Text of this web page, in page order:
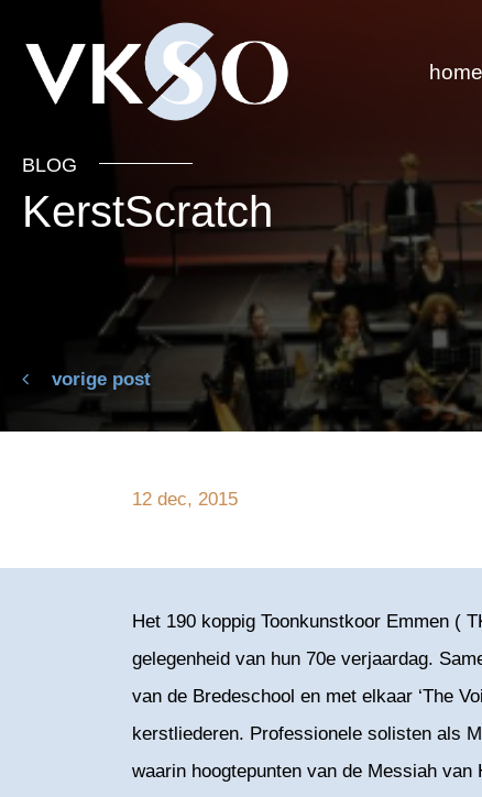
home
BLOG
KerstScratch
vorige post
12 dec, 2015
Het 190 koppig Toonkunstkoor Emmen (
gelegenheid van hun 70e verjaardag.
van de Bredeschool en met elkaar ‘The
kerstliederen. Professionele solisten als
waarin hoogtepunten van de Messiah